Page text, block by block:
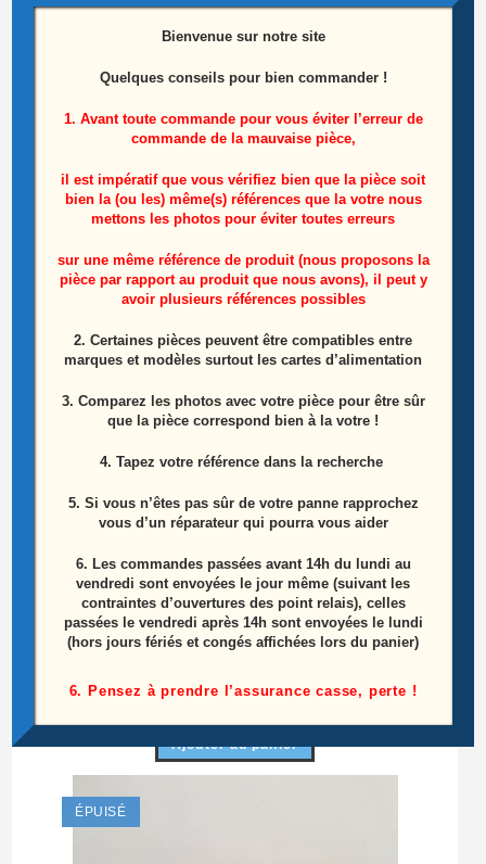
Caméra avant et arrière tablette Danew DSLIDE
113
8,00€
Ajouter au panier
Caméra Avant Danew DSLIDE 703R
Ajouter au panier
ÉPUISÉ
Bienvenue sur notre site
Quelques conseils pour bien commander !
1. Avant toute commande pour vous éviter l’erreur de
commande de la mauvaise pièce,
il est impératif que vous vérifiez bien que la pièce soit
bien la (ou les) même(s) références que la votre nous
mettons les photos pour éviter toutes erreurs
sur une même référence de produit (nous proposons la
pièce par rapport au produit que nous avons), il peut y
avoir plusieurs références possibles
2. Certaines pièces peuvent être compatibles entre
marques et modèles surtout les cartes d’alimentation
3. Comparez les photos avec votre pièce pour être sûr
que la pièce correspond bien à la votre !
4. Tapez votre référence dans la recherche
5. Si vous n’êtes pas sûr de votre panne rapprochez
vous d’un réparateur qui pourra vous aider
6. Les commandes passées avant 14h du lundi au
vendredi sont envoyées le jour même (suivant les
contraintes d’ouvertures des point relais), celles
passées le vendredi après 14h sont envoyées le lundi
(hors jours fériés et congés affichées lors du panier)
6. Pensez à prendre l’assurance casse, perte !